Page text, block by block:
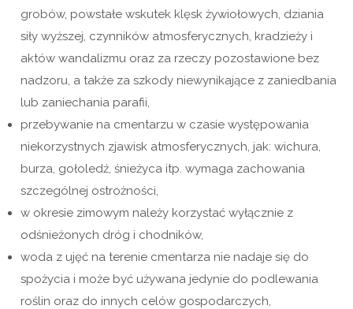
grobów, powstałe wskutek klęsk żywiołowych, dziania
siły wyższej, czynników atmosferycznych, kradzieży i
aktów wandalizmu oraz za rzeczy pozostawione bez
nadzoru, a także za szkody niewynikające z zaniedbania
lub zaniechania parafii,
przebywanie na cmentarzu w czasie występowania
niekorzystnych zjawisk atmosferycznych, jak: wichura,
burza, gołoledź, śnieżyca itp. wymaga zachowania
szczególnej ostrożności,
w okresie zimowym należy korzystać wyłącznie z
odśnieżonych dróg i chodników,
woda z ujęć na terenie cmentarza nie nadaje się do
spożycia i może być używana jedynie do podlewania
roślin oraz do innych celów gospodarczych,